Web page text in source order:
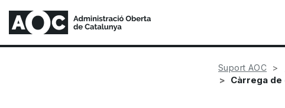
Suport AOC
Càrrega de